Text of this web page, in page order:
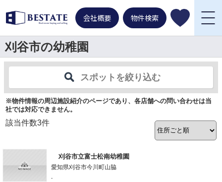
会社概要 物件検索
刈谷市の幼稚園
スポットを絞り込む
※物件情報の周辺施設紹介のページであり、各店舗への問い合わせは当
社では対応できません。
該当件数3件
刈谷市立富士松南幼稚園
愛知県刈谷市今川町山脇
-